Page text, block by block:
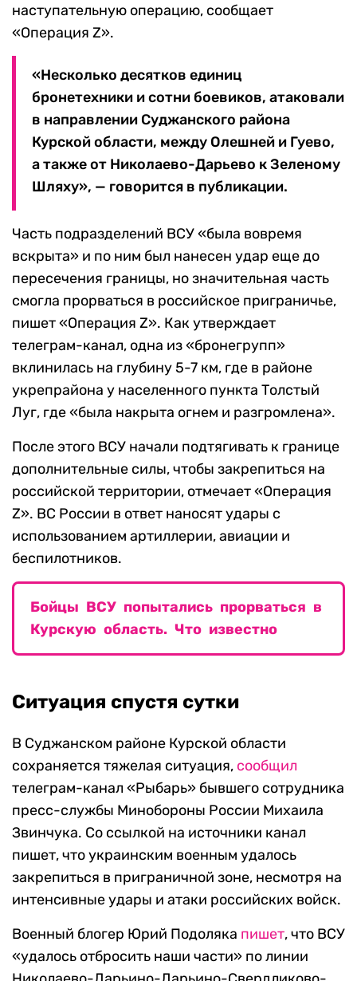
наступательную операцию, сообщает
«Операция Z».
«Несколько десятков единиц
бронетехники и сотни боевиков, атаковали
в направлении Суджанского района
Курской области, между Олешней и Гуево,
а также от Николаево-Дарьево к Зеленому
Шляху», — говорится в публикации.
Часть подразделений ВСУ «была вовремя
вскрыта» и по ним был нанесен удар еще до
пересечения границы, но значительная часть
смогла прорваться в российское приграничье,
пишет «Операция Z». Как утверждает
телеграм-канал, одна из «бронегрупп»
вклинилась на глубину 5-7 км, где в районе
укрепрайона у населенного пункта Толстый
Луг, где «была накрыта огнем и разгромлена».
После этого ВСУ начали подтягивать к границе
дополнительные силы, чтобы закрепиться на
российской территории, отмечает «Операция
Z». ВС России в ответ наносят удары с
использованием артиллерии, авиации и
беспилотников.
Бойцы ВСУ попытались прорваться в
Курскую область. Что известно
Ситуация спустя сутки
В Суджанском районе Курской области
сохраняется тяжелая ситуация, сообщил
телеграм-канал «Рыбарь» бывшего сотрудника
пресс-службы Минобороны России Михаила
Звинчука. Со ссылкой на источники канал
пишет, что украинским военным удалось
закрепиться в приграничной зоне, несмотря на
интенсивные удары и атаки российских войск.
Военный блогер Юрий Подоляка пишет, что ВСУ
«удалось отбросить наши части» по линии